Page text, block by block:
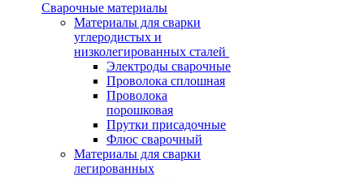
Сварочные материалы
Материалы для сварки
углеродистых и
низколегированных сталей
Электроды сварочные
Проволока сплошная
Проволока
порошковая
Прутки присадочные
Флюс сварочный
Материалы для сварки
легированных